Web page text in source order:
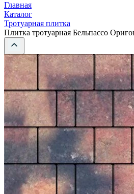
Главная
Каталог
Тротуарная плитка
Плитка тротуарная Бельпассо